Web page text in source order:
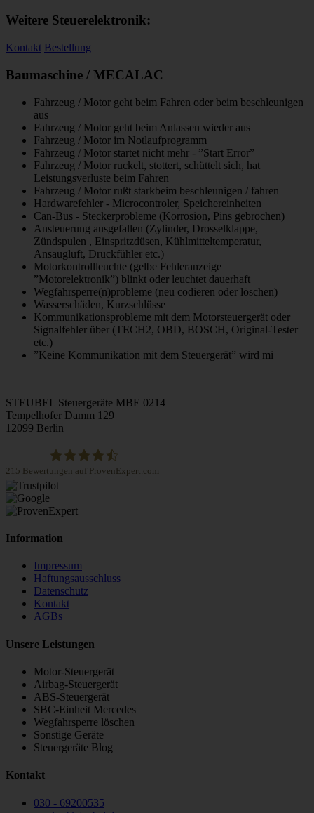
Weitere Steuerelektronik:
Kontakt Bestellung
Baumaschine / MECALAC
Fahrzeug / Motor geht beim Fahren oder beim beschleunigen
aus
Fahrzeug / Motor geht beim Anlassen wieder aus
Fahrzeug / Motor im Notlaufprogramm
Fahrzeug / Motor startet nicht mehr - ”Start Error”
Fahrzeug / Motor ruckelt, stottert, schüttelt sich, hat
Leistungsverluste beim Fahren
Fahrzeug / Motor rußt starkbeim beschleunigen / fahren
Hardwarefehler - Microcontroler, Speichereinheiten
Can-Bus - Steckerprobleme (Korrosion, Pins gebrochen)
Ansteuerung ausgefallen (Zylinder, Drosselklappe,
Zündspulen , Einspritzdüsen, Kühlmitteltemperatur,
Ansaugluft, Druckfühler etc.)
Motorkontrollleuchte (gelbe Fehleranzeige
”Motorelektronik”) blinkt oder leuchtet dauerhaft
Wegfahrsperre(n)probleme (neu codieren oder löschen)
Wasserschäden, Kurzschlüsse
Kommunikationsprobleme mit dem Motorsteuergerät oder
Signalfehler über (TECH2, OBD, BOSCH, Original-Tester
etc.)
”Keine Kommunikation mit dem Steuergerät” wird mi
STEUBEL Steuergeräte MBE 0214
Tempelhofer Damm 129
12099 Berlin
STEUBEL Steuergeräte Annahme Filiale MBE 0214
215 Bewertungen auf ProvenExpert.com
Information
Impressum
Haftungsausschluss
Datenschutz
Kontakt
AGBs
Unsere Leistungen
Motor-Steuergerät
Airbag-Steuergerät
ABS-Steuergerät
SBC-Einheit Mercedes
Wegfahrsperre löschen
Sonstige Geräte
Steuergeräte Blog
Kontakt
030 - 69200535